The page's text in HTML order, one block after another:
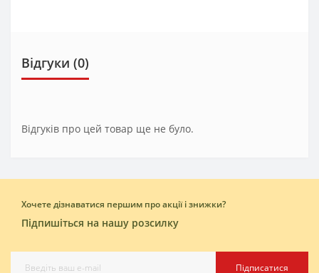
Відгуки (0)
Відгуків про цей товар ще не було.
Хочете дізнаватися першим про акції і знижки?
Підпишіться на нашу розсилку
Підписатися